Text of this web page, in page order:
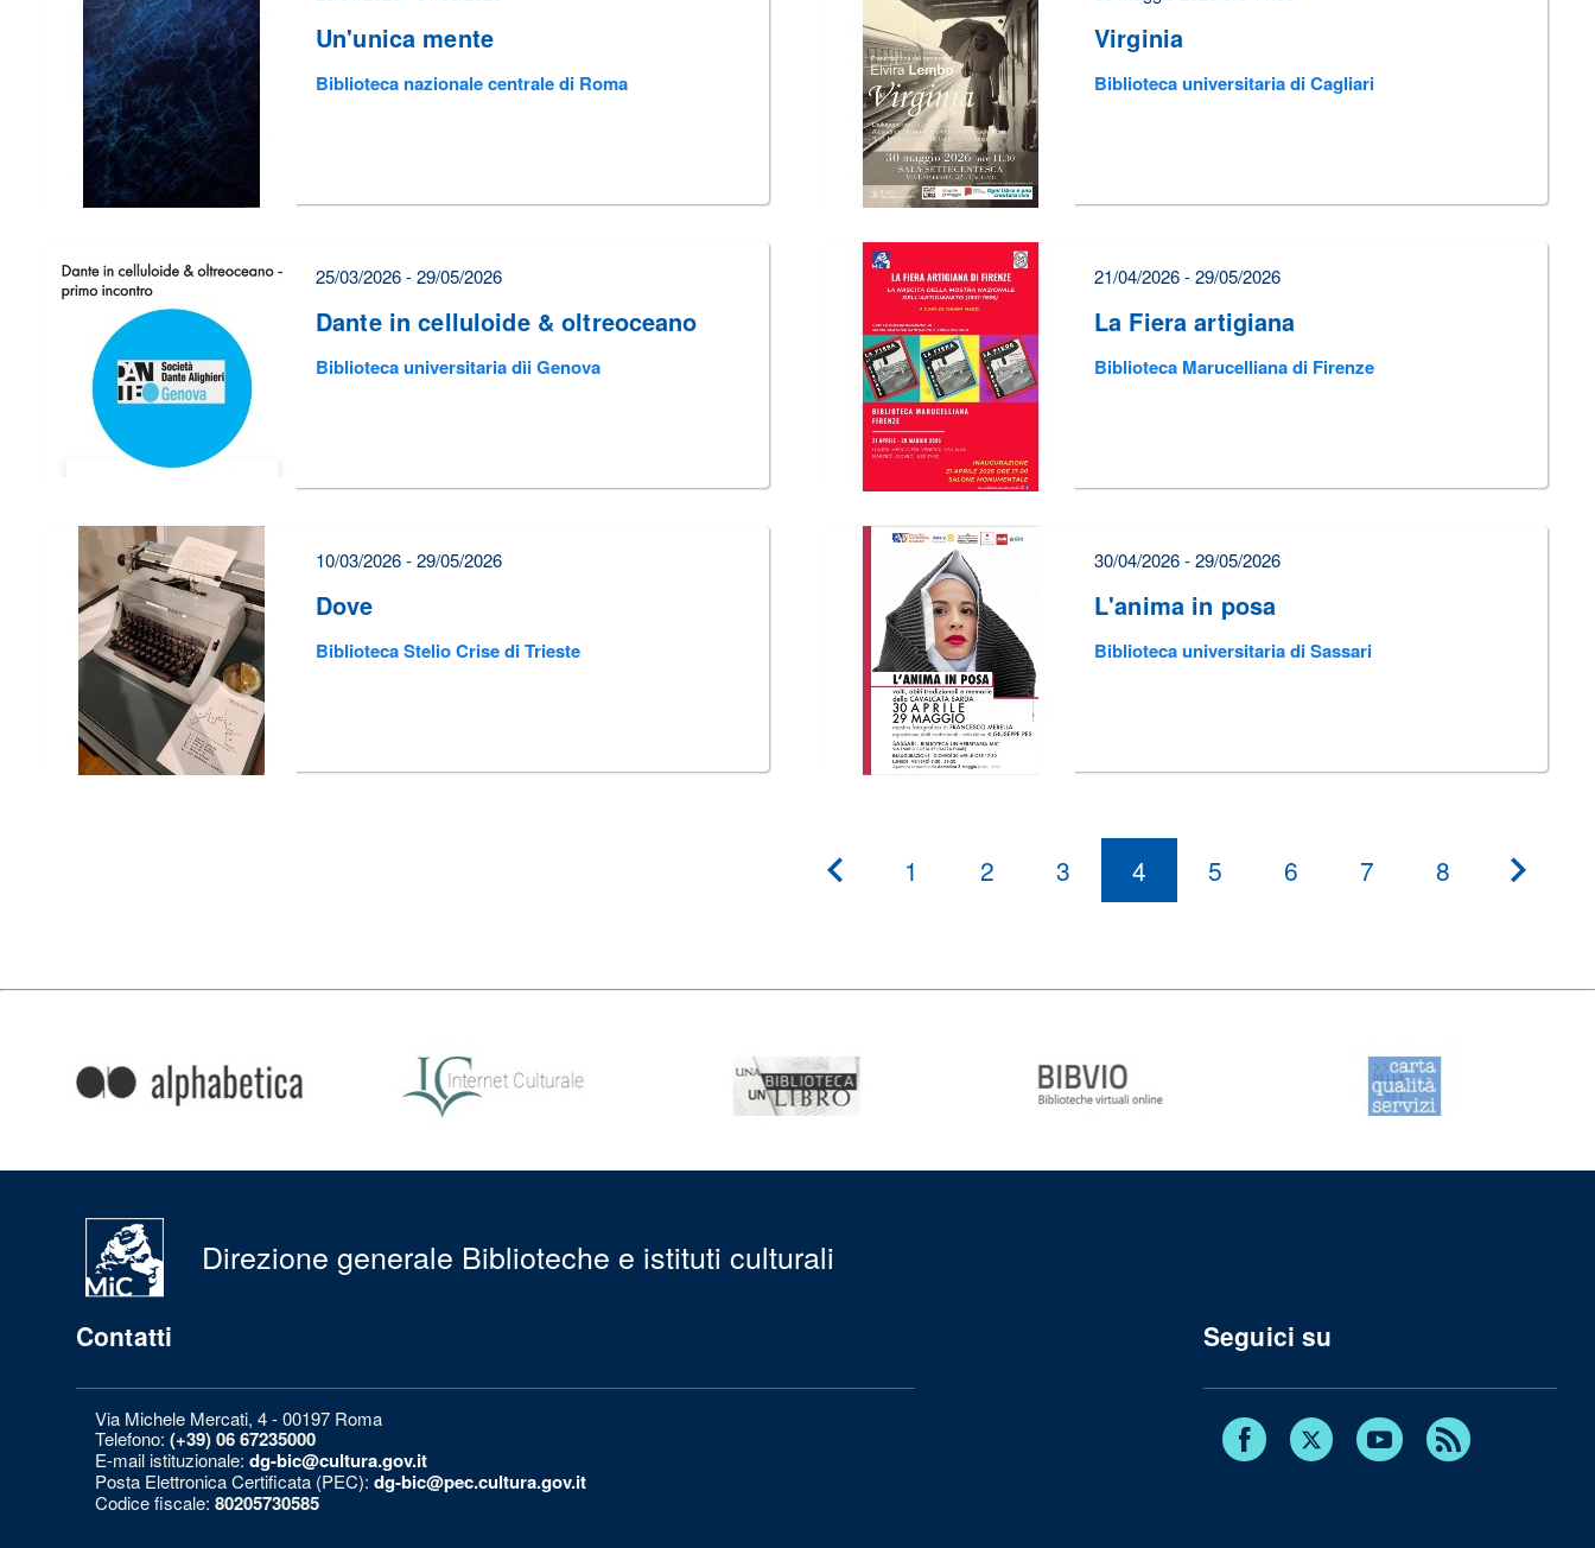
Un'unica mente
Biblioteca nazionale centrale di Roma
Virginia
Biblioteca universitaria di Cagliari
25/03/2026 - 29/05/2026
Dante in celluloide & oltreoceano
Biblioteca universitaria dìi Genova
21/04/2026 - 29/05/2026
La Fiera artigiana
Biblioteca Marucelliana di Firenze
10/03/2026 - 29/05/2026
Dove
Biblioteca Stelio Crise di Trieste
30/04/2026 - 29/05/2026
L'anima in posa
Biblioteca universitaria di Sassari
pagination.previous???
1 2 3 4 5 6 7 8
Direzione generale Biblioteche e istituti culturali
Contatti
Via Michele Mercati, 4 - 00197 Roma
Telefono: (+39) 06 67235000
E-mail istituzionale: dg-bic@cultura.gov.it
Posta Elettronica Certificata (PEC): dg-bic@pec.cultura.gov.it
Codice fiscale: 80205730585
Seguici su
Facebook Twitter Youtube